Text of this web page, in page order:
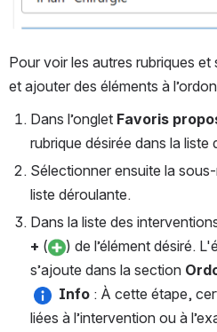
Pour voir les autres rubriques
et ajouter des éléments à
Dans l’onglet Favoris
rubrique désirée dans la liste
Sélectionner ensuite la
liste déroulante.
+ (
) de l’élément désiré.
s’ajoute dans la section
Info : À cette étape,
liées à l’intervention ou à